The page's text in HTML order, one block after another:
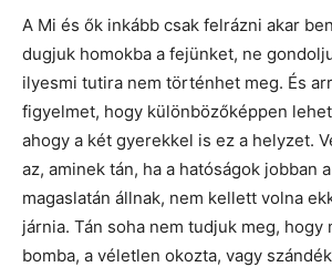
A Mi és ők inkább csak felrázni akar
dugjuk homokba a fejünket, ne
ilyesmi tutira nem történhet meg. És
figyelmet, hogy különbözőképpen
ahogy a két gyerekkel is ez a helyzet.
az, aminek tán, ha a hatóságok jobban
magaslatán állnak, nem kellett volna
járnia. Tán soha nem tudjuk meg, hogy
bomba, a véletlen okozta, vagy